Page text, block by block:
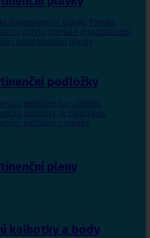
inkontinenční plavky, Pánské
plavky, Dámské inkontinenční
inkontinenční plavky
podložky
podložky bez záložek,
podložky se záložkami,
podložky s lepítky
pleny
kalhotky a body